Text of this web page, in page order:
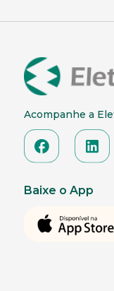
Acompanhe a
Baixe o App